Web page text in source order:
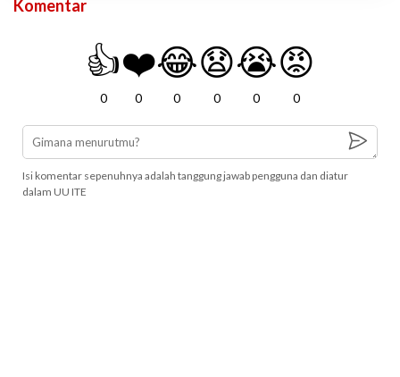
Komentar
👍
0
❤️
0
😂
0
😧
0
😭
0
😡
0
Isi komentar sepenuhnya adalah tanggung jawab pengguna dan diatur
dalam UU ITE